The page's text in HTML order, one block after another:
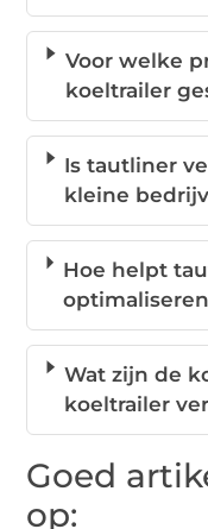
Voor welke
koeltrailer
Is tautliner
kleine
Hoe helpt
Wat zijn de
koeltrailer
Goed
op: